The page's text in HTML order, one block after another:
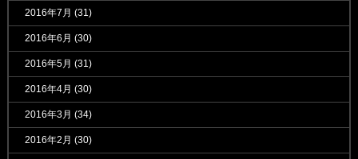
2016年7月 (31)
2016年6月 (30)
2016年5月 (31)
2016年4月 (30)
2016年3月 (34)
2016年2月 (30)